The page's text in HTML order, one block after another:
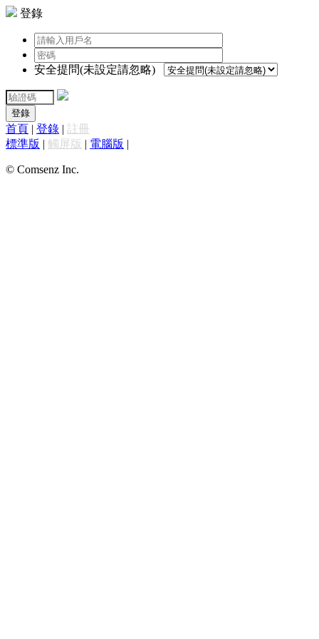
登錄
安全提問(未設定請忽略)
登錄
首頁 | 登錄 | 註冊
標準版 | 觸屏版 | 電腦版 |
© Comsenz Inc.